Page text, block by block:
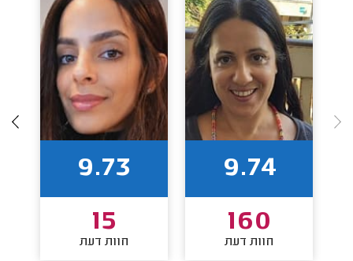
9.74
160
חוות דעת
9.73
15
חוות דעת